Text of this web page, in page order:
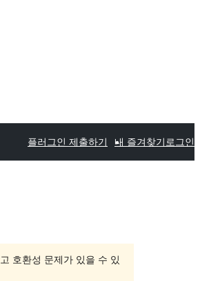
플러그인 제출하기 내 즐겨찾기 로그인
호환성 문제가 있을 수 있